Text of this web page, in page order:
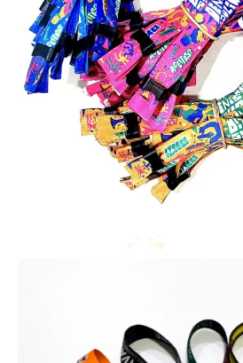
Fábrica de Cartões PVC em
Socorro | Entrega em 24h |
tipos!
Carteirinha de igreja
Está
fabricar as
igreja em
Socorro –
Contamos com diversos modelos de
possa escolher o que melhor se encaixa